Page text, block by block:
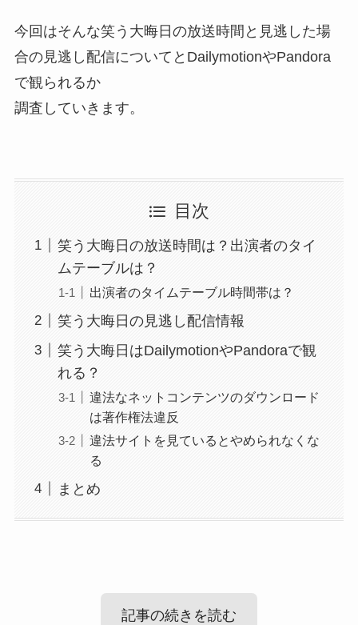
今回はそんな笑う大晦日の放送時間と見逃した場
合の見逃し配信についてとDailymotionやPandora
で観られるか
調査していきます。
目次
笑う大晦日の放送時間は？出演者のタイ
ムテーブルは？
出演者のタイムテーブル時間帯は？
笑う大晦日の見逃し配信情報
笑う大晦日はDailymotionやPandoraで観
れる？
違法なネットコンテンツのダウンロード
は著作権法違反
違法サイトを見ているとやめられなくな
る
まとめ
記事の続きを読む